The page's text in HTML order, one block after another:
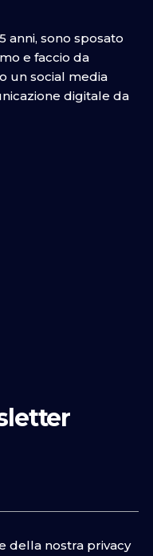
anni, sono sposato
e faccio da
un social media
digitale da
della nostra privacy